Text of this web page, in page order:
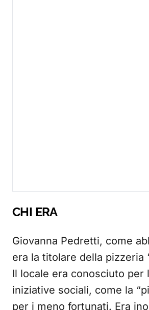
CHI ERA
Giovanna Pedretti, come
era la titolare della pizzeria
Il locale era conosciuto per
iniziative sociali, come la
per i meno fortunati. Era